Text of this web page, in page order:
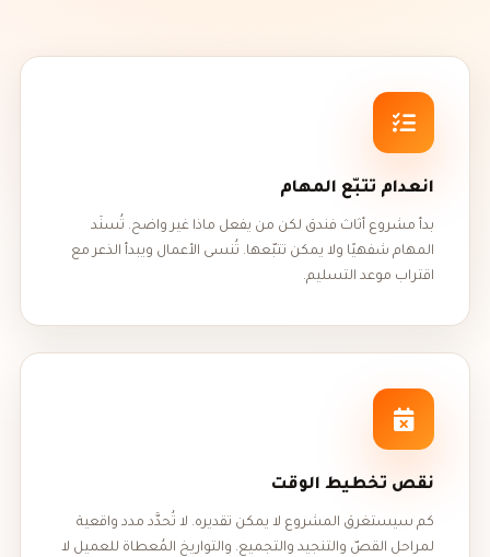
انعدام تتبّع المهام
بدأ مشروع أثاث فندق لكن من يفعل ماذا غير واضح. تُسنَد
المهام شفهيًا ولا يمكن تتبّعها. تُنسى الأعمال ويبدأ الذعر مع
اقتراب موعد التسليم.
نقص تخطيط الوقت
كم سيستغرق المشروع لا يمكن تقديره. لا تُحدَّد مدد واقعية
لمراحل القصّ والتنجيد والتجميع. والتواريخ المُعطاة للعميل لا